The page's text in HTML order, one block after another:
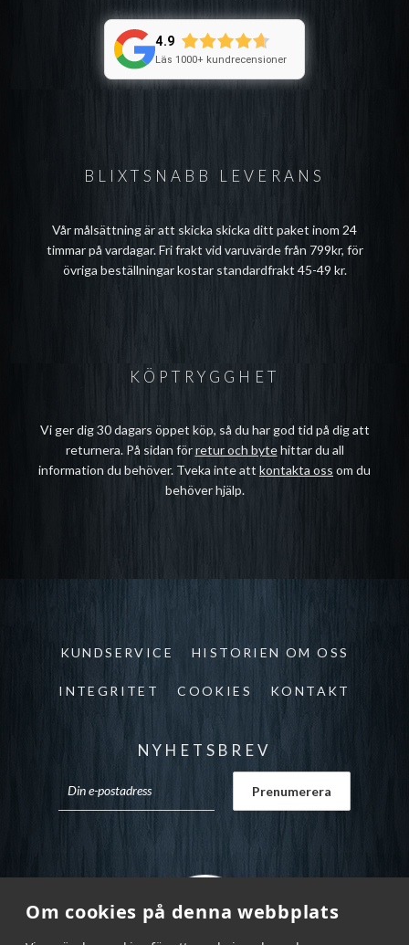
Om cookies på denna webbplats
BLIXTSNABB LEVERANS
Vår målsättning är att skicka skicka ditt paket inom 24
timmar på vardagar. Fri frakt vid varuvärde från 799kr, för
övriga beställningar kostar standardfrakt 45-49 kr.
4.9
Läs 1000+ kundrecensioner
KÖPTRYGGHET
Vi ger dig 30 dagars öppet köp, så du har god tid på dig att
returnera. På sidan förretur och bytehittar du all
information du behöver. Tveka inte att kontakta oss om du
behöver hjälp.
KUNDSERVICE HISTORIEN OM OSS
INTEGRITET COOKIES KONTAKT
NYHETSBREV